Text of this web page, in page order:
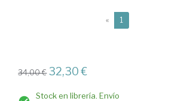
« 1
34,00 € 32,30 €
Stock en librería. Envío